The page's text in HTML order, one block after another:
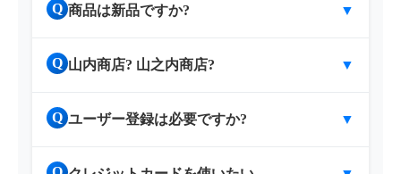
Q 商品は新品ですか? ▼
Q 山内商店? 山之内商店? ▼
Q ユーザー登録は必要ですか? ▼